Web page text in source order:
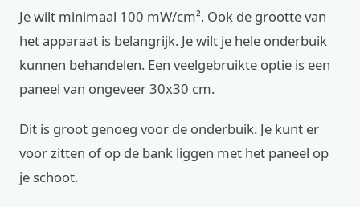
Je wilt minimaal 100 mW/cm². Ook de grootte van
het apparaat is belangrijk. Je wilt je hele onderbuik
kunnen behandelen. Een veelgebruikte optie is een
paneel van ongeveer 30x30 cm.
Dit is groot genoeg voor de onderbuik. Je kunt er
voor zitten of op de bank liggen met het paneel op
je schoot.